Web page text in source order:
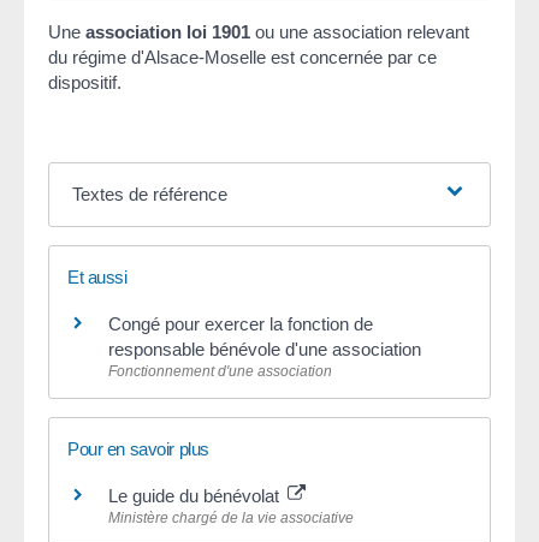
Une association loi 1901 ou une association relevant
du régime d'Alsace-Moselle est concernée par ce
dispositif.
Textes de référence
Et aussi
Congé pour exercer la fonction de
responsable bénévole d'une association
Fonctionnement d'une association
Pour en savoir plus
Le guide du bénévolat
Ministère chargé de la vie associative